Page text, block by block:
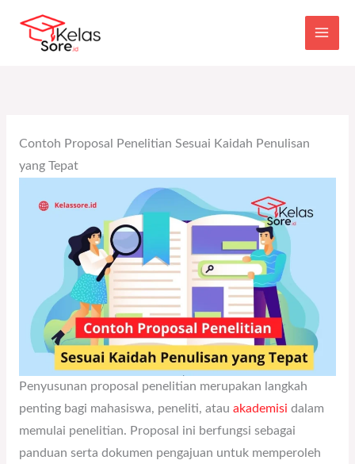
content
Main
Contoh Proposal Penelitian Sesuai Kaidah Penulisan
yang Tepat
Penyusunan proposal penelitian merupakan langkah
penting bagi mahasiswa, peneliti, atau akademisi dalam
memulai penelitian. Proposal ini berfungsi sebagai
panduan serta dokumen pengajuan untuk memperoleh